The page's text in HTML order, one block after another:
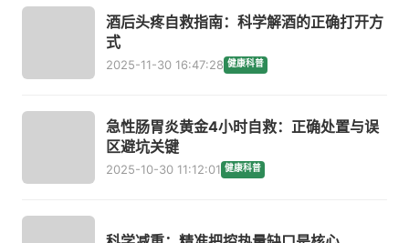
酒后头疼自救指南：科学解酒的正确打开方
式
2025-11-30 16:47:28 健康科普
急性肠胃炎黄金4小时自救：正确处置与误
区避坑关键
2025-10-30 11:12:01 健康科普